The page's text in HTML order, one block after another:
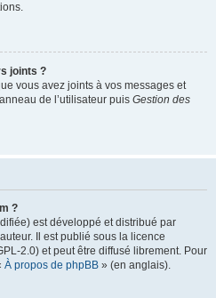
joints ?
vous avez joints à vos messages et
de l’utilisateur puis Gestion des
?
est développé et distribué par
Il est publié sous la licence
2.0) et peut être diffusé librement. Pour
À propos de phpBB » (en anglais).